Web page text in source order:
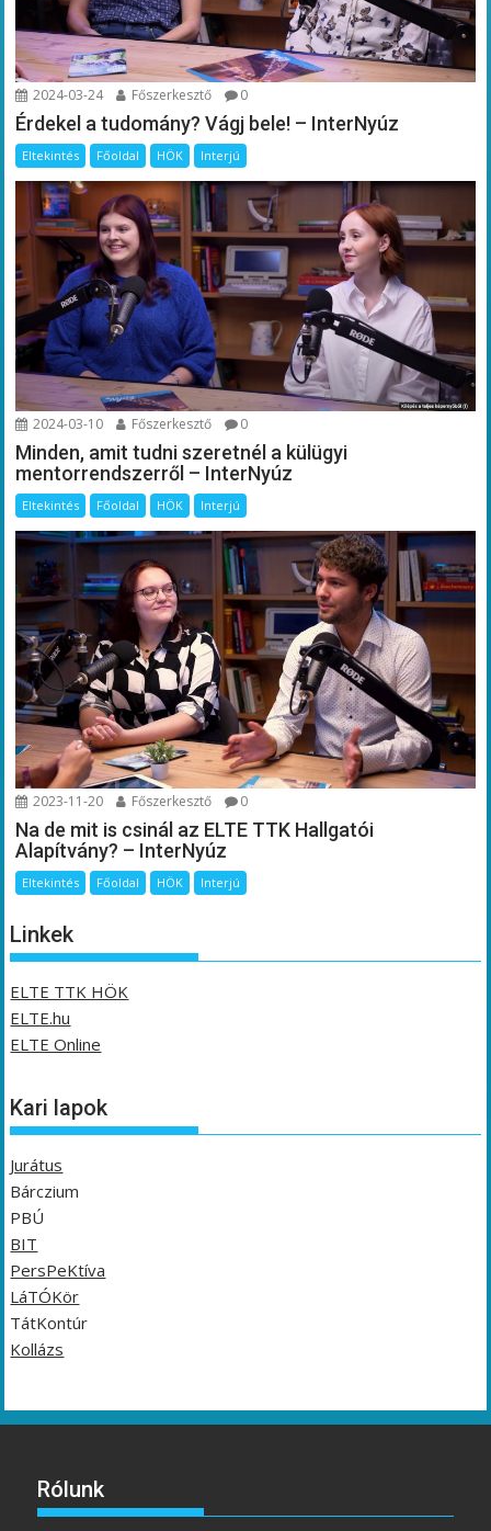
2024-03-24 Főszerkesztő 0
Érdekel a tudomány? Vágj bele! – InterNyúz
Eltekintés Főoldal HÖK Interjú
2024-03-10 Főszerkesztő 0
Minden, amit tudni szeretnél a külügyi
mentorrendszerről – InterNyúz
Eltekintés Főoldal HÖK Interjú
2023-11-20 Főszerkesztő 0
Na de mit is csinál az ELTE TTK Hallgatói
Alapítvány? – InterNyúz
Eltekintés Főoldal HÖK Interjú
Linkek
ELTE TTK HÖK
ELTE.hu
ELTE Online
Kari lapok
Jurátus
Bárczium
PBÚ
BIT
PersPeKtíva
LáTÓKör
TátKontúr
Kollázs
Rólunk